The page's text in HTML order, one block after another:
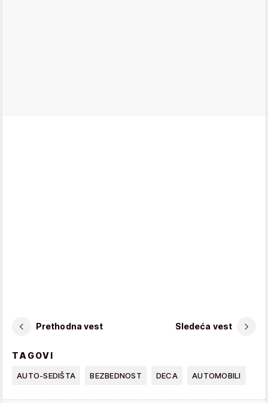
Prethodna vest Sledeća vest
TAGOVI
AUTO-SEDIŠTA BEZBEDNOST DECA AUTOMOBILI